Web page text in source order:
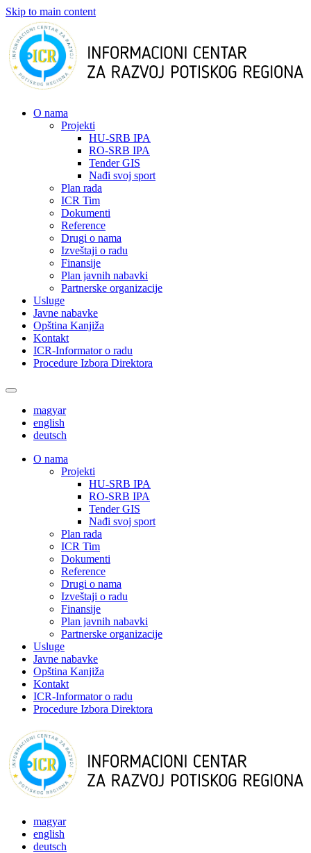
Skip to main content
О nama
Projekti
HU-SRB IPA
RO-SRB IPA
Tender GIS
Nađi svoj sport
Plan rada
ICR Tim
Dokumenti
Reference
Drugi o nama
Izveštaji o radu
Finansije
Plan javnih nabavki
Partnerske organizacije
Usluge
Javne nabavke
Opština Kanjiža
Kontakt
ICR-Informator o radu
Procedure Izbora Direktora
magyar
english
deutsch
О nama
Projekti
HU-SRB IPA
RO-SRB IPA
Tender GIS
Nađi svoj sport
Plan rada
ICR Tim
Dokumenti
Reference
Drugi o nama
Izveštaji o radu
Finansije
Plan javnih nabavki
Partnerske organizacije
Usluge
Javne nabavke
Opština Kanjiža
Kontakt
ICR-Informator o radu
Procedure Izbora Direktora
magyar
english
deutsch